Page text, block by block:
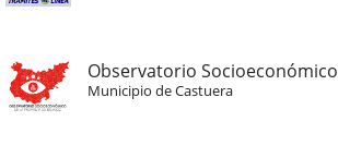
Observatorio Socioeconómico
Municipio de Castuera